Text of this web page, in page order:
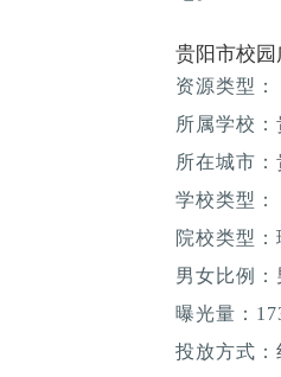
贵阳市校
资源类型
所属学校
所在城市：
学校类型：
院校类型：
男女比例：
曝光量：
投放方式：